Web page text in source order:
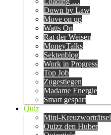
Down by Law
Move on up
Watts On
Rat der Weisen
MoneyTalks
Sektenblog
Work in Progress
Top Job
Zugestiegen
Madame Energie
Smart gespart
Quiz
Mini-Kreuzworträtsel
Quizz den Huber